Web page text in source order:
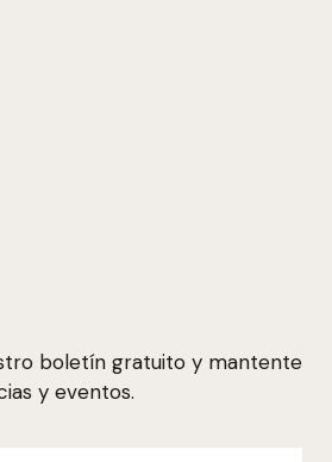
boletín gratuito y mantente
y eventos.